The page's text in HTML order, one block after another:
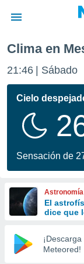
de
ha sido
calidad.
a este
las
y
forma
digital
basada
Clima en
21:46 Sábado
Cielo
Sensación de
Astronomía
El
dice que
¡Descarga
Meteored!